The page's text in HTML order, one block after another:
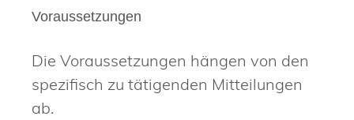
Voraussetzungen
Die Voraussetzungen hängen von den
spezifisch zu tätigenden Mitteilungen
ab.